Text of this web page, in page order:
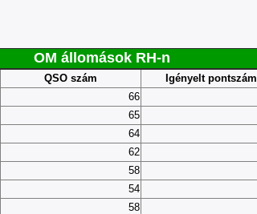
OM állomások RH-n
QSO szám Igényelt pontszám
66
65
64
62
58
54
58